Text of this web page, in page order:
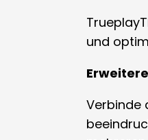
und
Verbinde